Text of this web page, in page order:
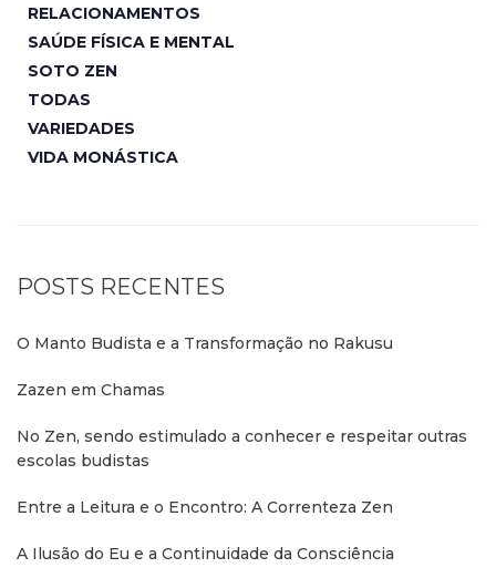
RELACIONAMENTOS
SAÚDE FÍSICA E MENTAL
SOTO ZEN
TODAS
VARIEDADES
VIDA MONÁSTICA
POSTS RECENTES
O Manto Budista e a Transformação no Rakusu
Zazen em Chamas
No Zen, sendo estimulado a conhecer e respeitar outras
escolas budistas
Entre a Leitura e o Encontro: A Correnteza Zen
A Ilusão do Eu e a Continuidade da Consciência